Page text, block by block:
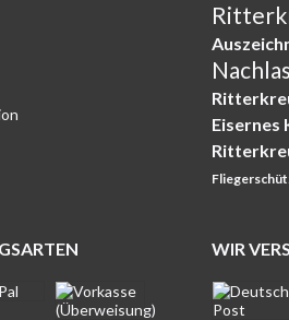
Eisernes
WIR